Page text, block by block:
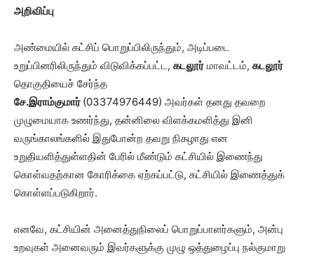
அறிவிப்பு
அண்மையில் கட்சிப் பொறுப்பிலிருந்தும், அடிப்படை
உறுப்பினரிலிருந்தும் விடுவிக்கப்பட்ட, கடலூர் மாவட்டம், கடலூர்
தொகுதியைச் சேர்ந்த
சே.இராம்குமார் (03374976449) அவர்கள் தனது தவறை
முழுமையாக உணர்ந்து, தன்னிலை விளக்கமளித்து இனி
வருங்காலங்களில் இதுபோன்ற தவறு நிகழாது என
உறுதியளித்துள்ளதின் பேரில் மீண்டும் கட்சியில் இணைந்து
கொள்வதற்கான கோரிக்கை ஏற்கப்பட்டு, கட்சியில் இணைத்துக்
கொள்ளப்படுகிறார்.
எனவே, கட்சியின் அனைத்துநிலைப் பொறுப்பாளர்களும், அன்பு
உறவுகள் அனைவரும் இவர்களுக்கு முழு ஒத்துழைப்பு நல்குமாறு